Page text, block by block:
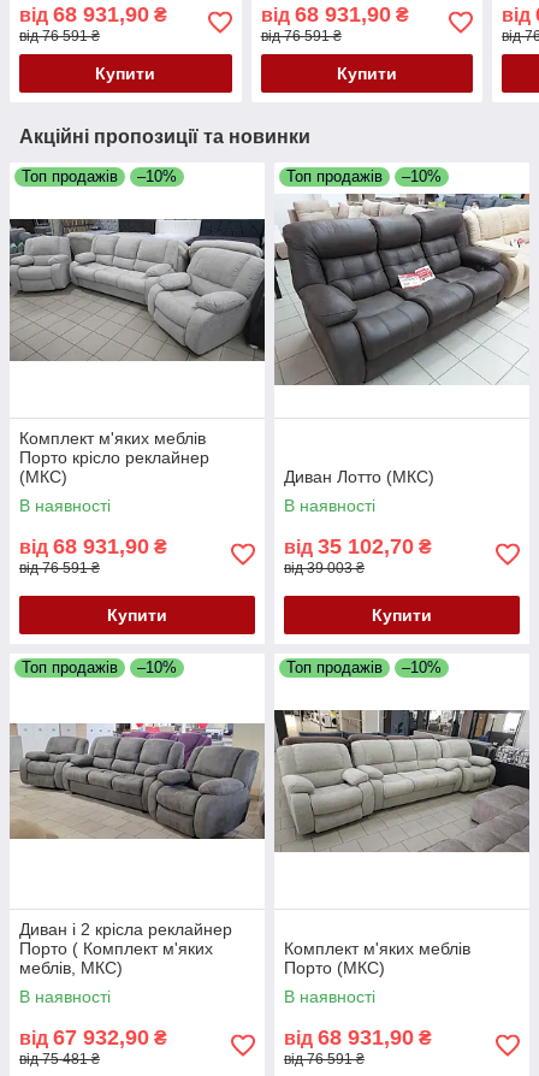
від 68 931,90 ₴
від 76 591 ₴
Купити
від 68 931,90₴
від 76 591 ₴
Купити
від
від
Акційні пропозиції та новинки
Топ продажів –10%
Комплект м'яких меблів
Порто крісло реклайнер
(МКС)
В наявності
від 68 931,90 ₴
від 76 591 ₴
Купити
Топ продажів –10%
Диван Лотто (МКС)
В наявності
від 35 102,70 ₴
від 39 003 ₴
Купити
Топ продажів –10%
Диван і 2 крісла реклайнер
Порто ( Комплект м'яких
меблів, МКС)
В наявності
від 67 932,90 ₴
від 75 481 ₴
Топ продажів –10%
Комплект м'яких меблів
Порто (МКС)
В наявності
від 68 931,90 ₴
від 76 591 ₴